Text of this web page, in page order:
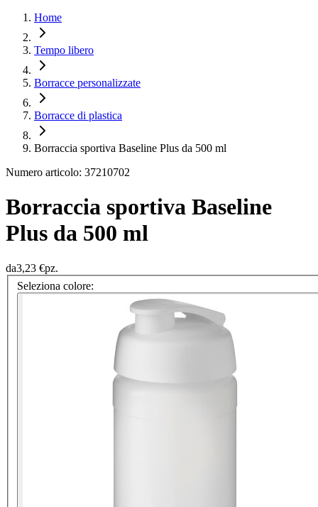
Home
Tempo libero
Borracce personalizzate
Borracce di plastica
Borraccia sportiva Baseline Plus da 500 ml
Numero articolo: 37210702
Borraccia sportiva Baseline
Plus da 500 ml
da3,23 €pz.
Seleziona colore: